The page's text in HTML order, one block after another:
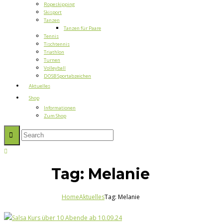
Ropeskipping
Skisport
Tanzen
Tanzen für Paare
Tennis
Tischtennis
Triathlon
Turnen
Volleyball
DOSB Sportabzeichen
Aktuelles
Shop
Informationen
Zum Shop
Tag: Melanie
HomeAktuellesTag: Melanie